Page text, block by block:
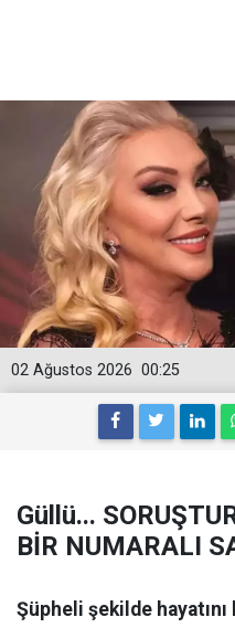
00:25
02 Ağustos 2026
Güllü...
BİR NUMARALI
Şüpheli şekilde hayatını